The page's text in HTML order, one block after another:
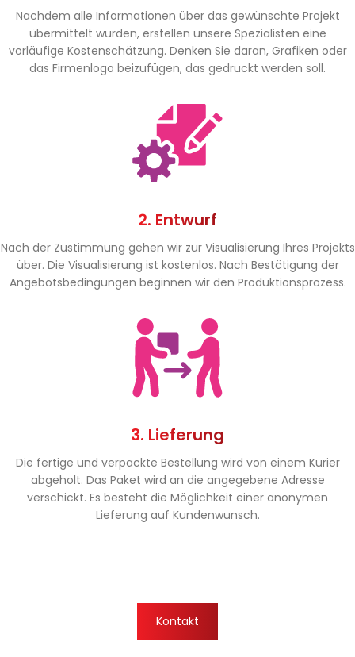
Nachdem alle Informationen über das gewünschte Projekt
übermittelt wurden, erstellen unsere Spezialisten eine
vorläufige Kostenschätzung. Denken Sie daran, Grafiken oder
das Firmenlogo beizufügen, das gedruckt werden soll.
2. Entwurf
Nach der Zustimmung gehen wir zur Visualisierung Ihres Projekts
über. Die Visualisierung ist kostenlos. Nach Bestätigung der
Angebotsbedingungen beginnen wir den Produktionsprozess.
3. Lieferung
Die fertige und verpackte Bestellung wird von einem Kurier
abgeholt. Das Paket wird an die angegebene Adresse
verschickt. Es besteht die Möglichkeit einer anonymen
Lieferung auf Kundenwunsch.
Kontakt